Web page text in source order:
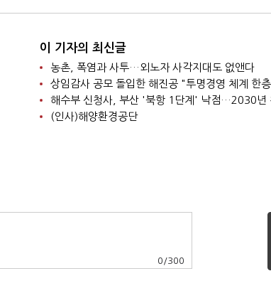
이 기자의 최신글
농촌, 폭염과 사투…외노자 사각지대도 없앤다
상임감사 공모 돌입한 해진공 "투명경영 체계 한
해수부 신청사, 부산 '북항 1단계' 낙점…2030년
(인사)해양환경공단
0 /300